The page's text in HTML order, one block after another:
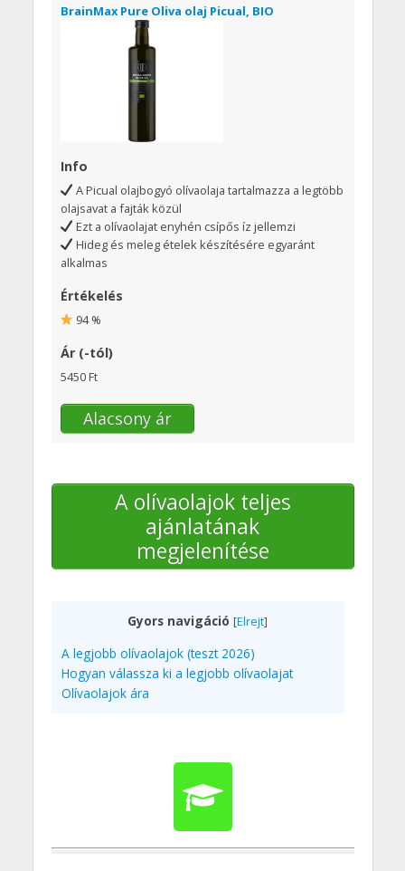
BrainMax Pure Oliva olaj Picual, BIO
Info
A Picual olajbogyó olívaolaja tartalmazza a legtöbb
olajsavat a fajták közül
Ezt a olívaolajat enyhén csípős íz jellemzi
Hideg és meleg ételek készítésére egyaránt
alkalmas
Értékelés
94 %
Ár (-tól)
5450 Ft
Alacsony ár
A olívaolajok teljes
ajánlatának
megjelenítése
Gyors navigáció [Elrejt]
A legjobb olívaolajok (teszt 2026)
Hogyan válassza ki a legjobb olívaolajat
Olívaolajok ára